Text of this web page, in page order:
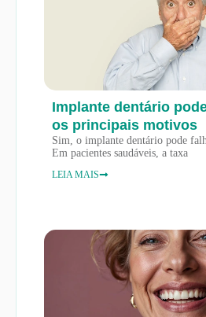
Implante dentário
os principais motivos
Sim, o implante dentário pode
Em pacientes saudáveis, a taxa
LEIA MAIS